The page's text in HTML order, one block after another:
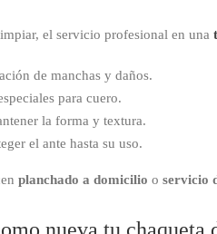
el servicio profesional en una
de manchas y daños.
para cuero.
la forma y textura.
el ante hasta su uso.
planchado a domicilio o servicio